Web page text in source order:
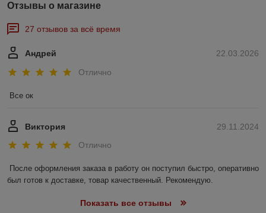
Отзывы о магазине
27 отзывов за всё время
22.03.2026
Андрей
Отлично
Все ок
29.11.2024
Виктория
Отлично
После оформления заказа в работу он поступил быстро, оперативно
был готов к доставке, товар качественный. Рекомендую.
Показать все отзывы